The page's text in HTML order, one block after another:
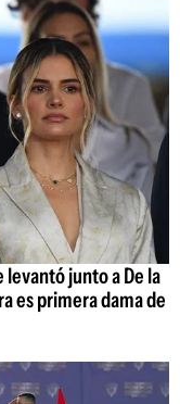
levantó junto a De la
es primera dama de